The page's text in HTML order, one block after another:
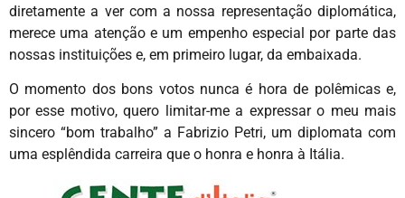
diretamente a ver com a nossa representação diplomática,
merece uma atenção e um empenho especial por parte das
nossas instituições e, em primeiro lugar, da embaixada.
O momento dos bons votos nunca é hora de polêmicas e,
por esse motivo, quero limitar-me a expressar o meu mais
sincero “bom trabalho” a Fabrizio Petri, um diplomata com
uma esplêndida carreira que o honra e honra à Itália.